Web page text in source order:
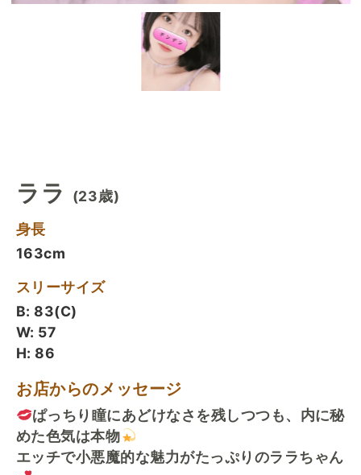
ララ
(23歳)
身長
163cm
スリーサイズ
B: 83(C)
W: 57
H: 86
お店からのメッセージ
ぱっちり瞳にあどけなさを残しつつも、内に秘
めた色気は本物
エッチで小悪魔的な魅力がたっぷりのララちゃん